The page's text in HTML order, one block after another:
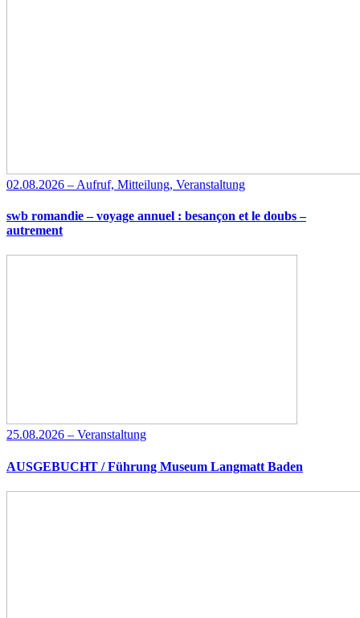
02.08.2026 – Aufruf, Mitteilung, Veranstaltung
swb romandie – voyage annuel : besançon et le doubs –
autrement
25.08.2026 – Veranstaltung
AUSGEBUCHT / Führung Museum Langmatt Baden